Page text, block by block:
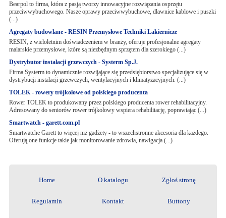
Bearpol to firma, która z pasją tworzy innowacyjne rozwiązania osprzętu
przeciwwybuchowego. Nasze oprawy przeciwwybuchowe, dławnice kablowe i puszki
(...)
Agregaty budowlane - RESIN Przemysłowe Techniki Lakiernicze
RESIN, z wieloletnim doświadczeniem w branży, oferuje profesjonalne agregaty
malarskie przemysłowe, które są niezbędnym sprzętem dla szerokiego (...)
Dystrybutor instalacji grzewczych - Systerm Sp.J.
Firma Systerm to dynamicznie rozwijające się przedsiębiorstwo specjalizujące się w
dystrybucji instalacji grzewczych, wentylacyjnych i klimatyzacyjnych. (...)
TOLEK - rowery trójkołowe od polskiego producenta
Rower TOLEK to produkowany przez polskiego producenta rower rehabilitacyjny.
Adresowany do seniorów rower trójkołowy wspiera rehabilitację, poprawiając (...)
Smartwatch - garett.com.pl
Smartwatche Garett to więcej niż gadżety - to wszechstronne akcesoria dla każdego.
Oferują one funkcje takie jak monitorowanie zdrowia, nawigacja (...)
Home O katalogu Zgłoś stronę
Regulamin Kontakt Buttony